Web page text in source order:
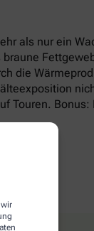
als nur ein
die
Touren.